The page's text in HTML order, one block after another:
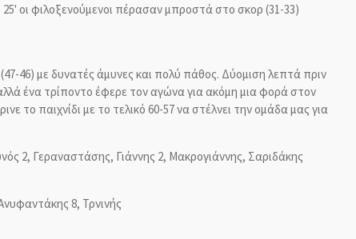
οι φιλοξενούμενοι πέρασαν μπροστά στο σκορ (31-33)
46) με δυνατές άμυνες και πολύ πάθος. Δύομιση λεπτά πριν
ένα τρίποντο έφερε τον αγώνα για ακόμη μια φορά στον
το παιχνίδι με το τελικό 60-57 να στέλνει την ομάδα μας για
2, Γεραναστάσης, Γιάννης 2, Mακρογιάννης, Σαριδάκης
8, Τρνινής